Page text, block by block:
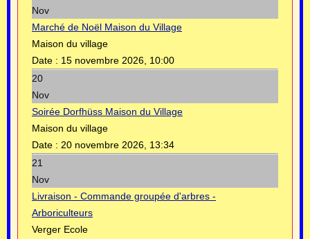
Nov
Marché de Noël Maison du Village
Maison du village
Date : 15 novembre 2026, 10:00
20
Nov
Soirée Dorfhüss Maison du Village
Maison du village
Date : 20 novembre 2026, 13:34
21
Nov
Livraison - Commande groupée d'arbres -
Arboriculteurs
Verger Ecole